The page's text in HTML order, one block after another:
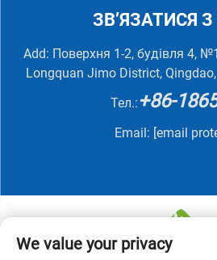
ЗВ’ЯЗАТИСЯ
Add: Поверхня 1-2, будівля 4,
Longquan Jimo District,
Тел.:+86-
Email: [email
We value your privacy